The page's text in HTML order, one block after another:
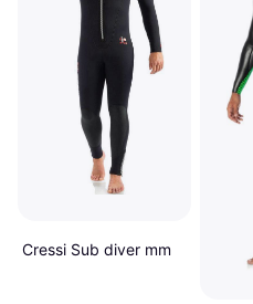
Cressi Sub diver mm